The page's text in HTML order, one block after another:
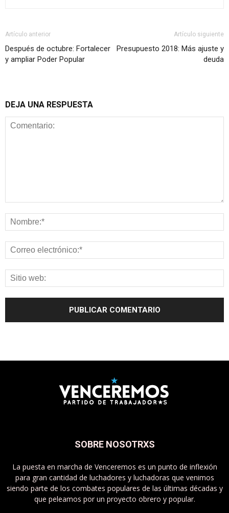
Artículo anterior
Después de octubre: Fortalecer
y ampliar Poder Popular
Artículo siguiente
Presupuesto 2018: Más ajuste y
deuda
DEJA UNA RESPUESTA
SOBRE NOSOTRXS
La puesta en marcha de Venceremos es un punto de inflexión
para gran cantidad de luchadores y luchadoras que venimos
siendo parte de los combates populares de las últimas décadas y
que peleamos por un proyecto obrero y popular.